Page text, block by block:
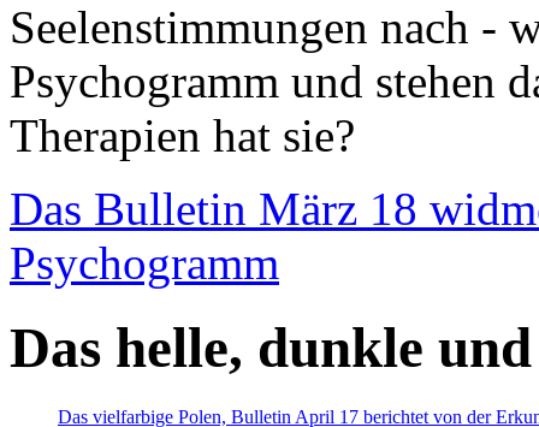
Seelenstimmungen nach -
Psychogramm und stehen
Therapien hat sie?
Das Bulletin März 18
Psychogramm
Das helle, dunkle
Das vielfarbige Polen, Bulletin April 17 berichtet von der